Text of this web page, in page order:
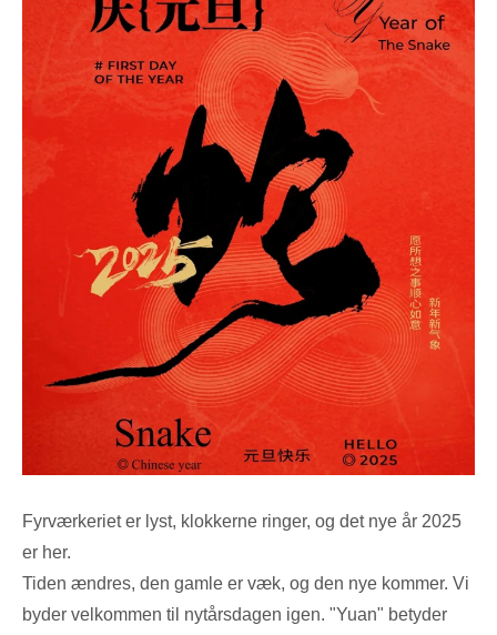
Fyrværkeriet er lyst, klokkerne ringer, og det nye år 2025
er her.
Tiden ændres, den gamle er væk, og den nye kommer. Vi
byder velkommen til nytårsdagen igen. "Yuan" betyder